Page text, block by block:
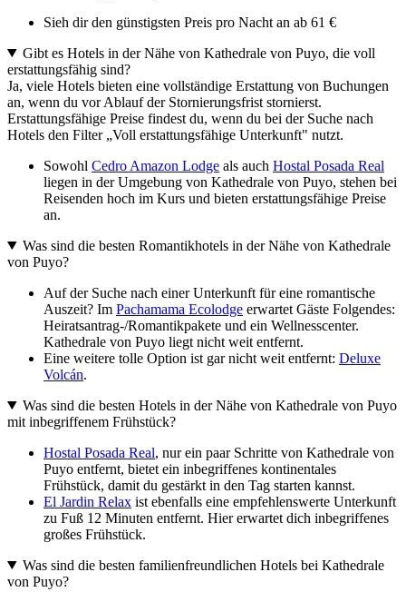
Sieh dir den günstigsten Preis pro Nacht an ab 61 €
Gibt es Hotels in der Nähe von Kathedrale von Puyo, die voll
erstattungsfähig sind?
Ja, viele Hotels bieten eine vollständige Erstattung von Buchungen
an, wenn du vor Ablauf der Stornierungsfrist stornierst.
Erstattungsfähige Preise findest du, wenn du bei der Suche nach
Hotels den Filter „Voll erstattungsfähige Unterkunft" nutzt.
Sowohl Cedro Amazon Lodge als auch Hostal Posada Real
liegen in der Umgebung von Kathedrale von Puyo, stehen bei
Reisenden hoch im Kurs und bieten erstattungsfähige Preise
an.
Was sind die besten Romantikhotels in der Nähe von Kathedrale
von Puyo?
Auf der Suche nach einer Unterkunft für eine romantische
Auszeit? Im Pachamama Ecolodge erwartet Gäste Folgendes:
Heiratsantrag-/Romantikpakete und ein Wellnesscenter.
Kathedrale von Puyo liegt nicht weit entfernt.
Eine weitere tolle Option ist gar nicht weit entfernt: Deluxe
Volcán.
Was sind die besten Hotels in der Nähe von Kathedrale von Puyo
mit inbegriffenem Frühstück?
Hostal Posada Real, nur ein paar Schritte von Kathedrale von
Puyo entfernt, bietet ein inbegriffenes kontinentales
Frühstück, damit du gestärkt in den Tag starten kannst.
El Jardin Relax ist ebenfalls eine empfehlenswerte Unterkunft
zu Fuß 12 Minuten entfernt. Hier erwartet dich inbegriffenes
großes Frühstück.
Was sind die besten familienfreundlichen Hotels bei Kathedrale
von Puyo?